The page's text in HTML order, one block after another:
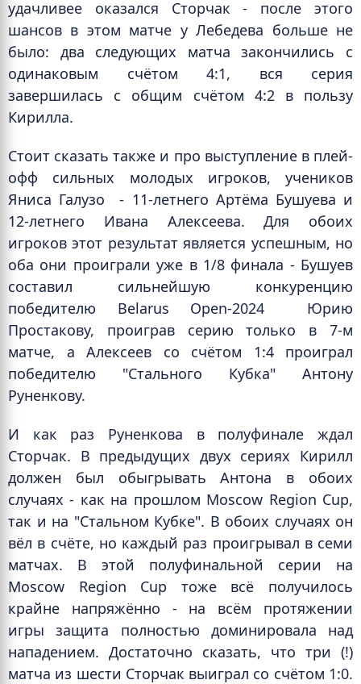
удачливее оказался Сторчак - после этого
шансов в этом матче у Лебедева больше не
было: два следующих матча закончились с
одинаковым счётом 4:1, вся серия
завершилась с общим счётом 4:2 в пользу
Кирилла.
Стоит сказать также и про выступление в плей-
офф сильных молодых игроков, учеников
Яниса Галузо
- 11-летнего Артёма Бушуева и
12-летнего Ивана Алексеева. Для обоих
игроков этот результат является успешным, но
оба они проиграли уже в 1/8 финала - Бушуев
составил сильнейшую конкуренцию
победителю Belarus Open-2024
Юрию
Простакову, проиграв серию только в 7-м
матче, а Алексеев со счётом 1:4 проиграл
победителю "Стального Кубка" Антону
Руненкову.
И как раз Руненкова в полуфинале ждал
Сторчак. В предыдущих двух сериях Кирилл
должен был обыгрывать Антона в обоих
случаях - как на прошлом Moscow Region Cup,
так и на "Стальном Кубке". В обоих случаях он
вёл в счёте, но каждый раз проигрывал в семи
матчах. В этой полуфинальной серии на
Moscow Region Cup тоже всё получилось
крайне напряжённо - на всём протяжении
игры защита полностью доминировала над
нападением. Достаточно сказать, что три (!)
матча из шести Сторчак выиграл со счётом 1:0.